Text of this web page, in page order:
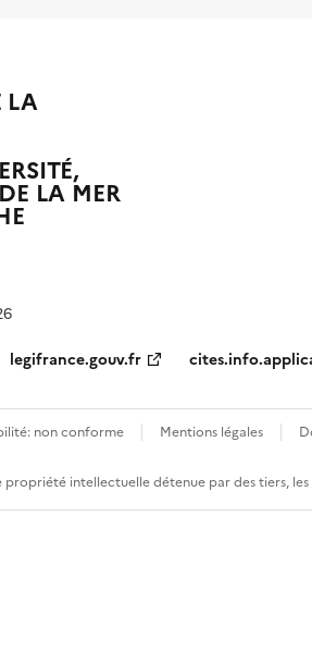
LA
LA MER
legifrance.gouv.fr
non conforme Mentions légales
intellectuelle détenue par des tiers,